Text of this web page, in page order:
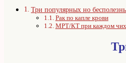
Три популярных но
Рак по капле крови
МРТ/КТ при каждом